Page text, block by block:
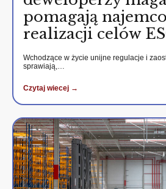
pomagają
realizacji celów
Wchodzące w życie unijne regulacje i
sprawiają,…
Czytaj wiecej →